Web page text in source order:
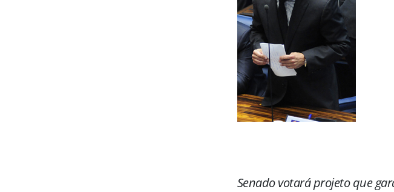
Senado votará projeto que